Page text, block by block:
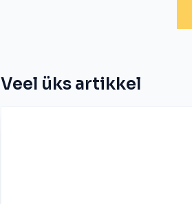
Veel üks artikkel